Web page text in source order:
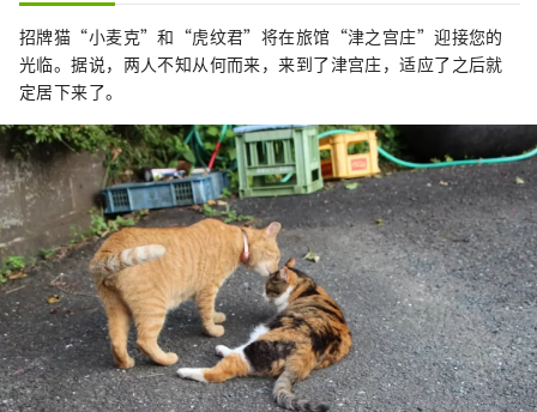
招牌猫“小麦克”和“虎纹君”将在旅馆“津之宫庄”迎接您的
光临。据说，两人不知从何而来，来到了津宫庄，适应了之后就
定居下来了。